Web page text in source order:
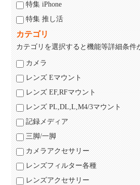
特集 iPhone
特集 推し活
カテゴリ
カテゴリを選択すると機能等詳細条件
カメラ
レンズ Eマウント
レンズ EF,RFマウント
レンズ PL,DL,L,M4/3マウント
記録メディア
三脚/一脚
カメラアクセサリー
レンズフィルター各種
レンズアクセサリー